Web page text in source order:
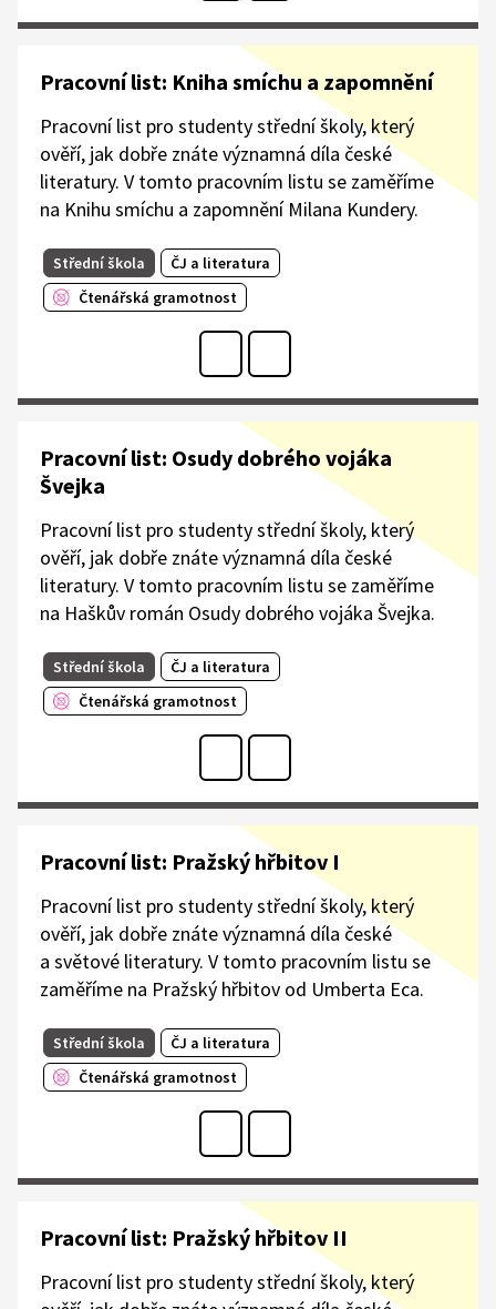
Pracovní list: Kniha smíchu a zapomnění
Pracovní list pro studenty střední školy, který
ověří, jak dobře znáte významná díla české
literatury. V tomto pracovním listu se zaměříme
na Knihu smíchu a zapomnění Milana Kundery.
Střední škola
ČJ a literatura
Čtenářská gramotnost
Pracovní list: Osudy dobrého vojáka
Švejka
Pracovní list pro studenty střední školy, který
ověří, jak dobře znáte významná díla české
literatury. V tomto pracovním listu se zaměříme
na Haškův román Osudy dobrého vojáka Švejka.
Střední škola
ČJ a literatura
Čtenářská gramotnost
Pracovní list: Pražský hřbitov I
Pracovní list pro studenty střední školy, který
ověří, jak dobře znáte významná díla české
a světové literatury. V tomto pracovním listu se
zaměříme na Pražský hřbitov od Umberta Eca.
Střední škola
ČJ a literatura
Čtenářská gramotnost
Pracovní list: Pražský hřbitov II
Pracovní list pro studenty střední školy, který